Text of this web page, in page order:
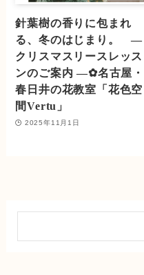
針葉樹の香りに包まれ
る、冬のはじまり。 —
クリスマスリースレッス
ンのご案内 —✿名古屋・
春日井の花教室「花色空
間Vertu」
2025年11月1日